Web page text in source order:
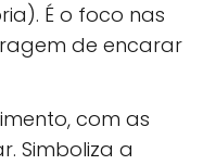
É o foco nas
de encarar
com as
Simboliza a